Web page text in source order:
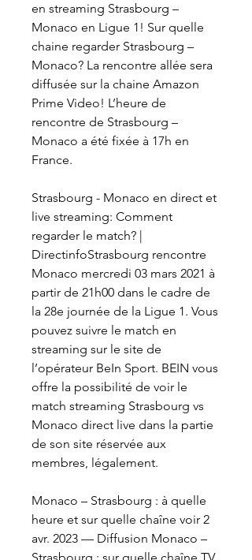
en streaming Strasbourg –
Monaco en Ligue 1! Sur quelle
chaine regarder Strasbourg –
Monaco? La rencontre allée sera
diffusée sur la chaine Amazon
Prime Video! L’heure de
rencontre de Strasbourg –
Monaco a été fixée à 17h en
France.
Strasbourg - Monaco en direct et
live streaming: Comment
regarder le match? |
DirectinfoStrasbourg rencontre
Monaco mercredi 03 mars 2021 à
partir de 21h00 dans le cadre de
la 28e journée de la Ligue 1. Vous
pouvez suivre le match en
streaming sur le site de
l’opérateur BeIn Sport. BEIN vous
offre la possibilité de voir le
match streaming Strasbourg vs
Monaco direct live dans la partie
de son site réservée aux
membres, légalement.
Monaco – Strasbourg : à quelle
heure et sur quelle chaîne voir 2
avr. 2023 — Diffusion Monaco –